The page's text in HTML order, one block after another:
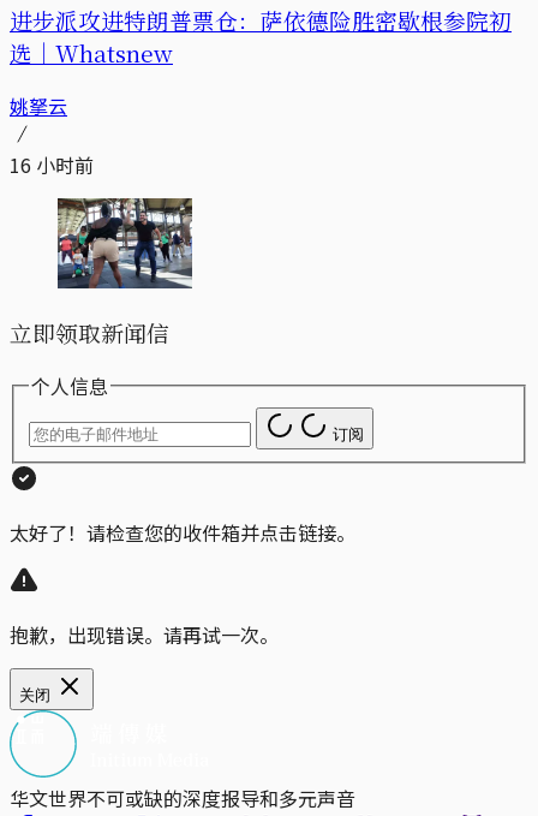
进步派攻进特朗普票仓：萨依德险胜密歇根参院初
选｜Whatsnew
姚拏云
16 小时前
立即领取新闻信
个人信息
订阅
太好了！请检查您的收件箱并点击链接。
抱歉，出现错误。请再试一次。
关闭
华文世界不可或缺的深度报导和多元声音